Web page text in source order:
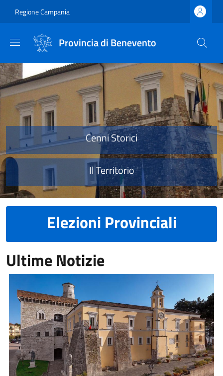
Regione Campania
Provincia di Benevento
Provincia di Benevento
Cenni Storici
Il Territorio
Elezioni Provinciali
Ultime Notizie